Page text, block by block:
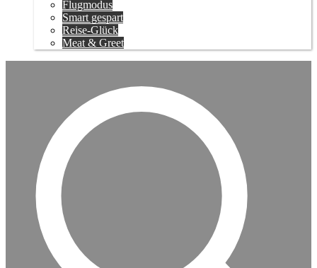
Flugmodus
Smart gespart
Reise-Glück
Meat & Greet